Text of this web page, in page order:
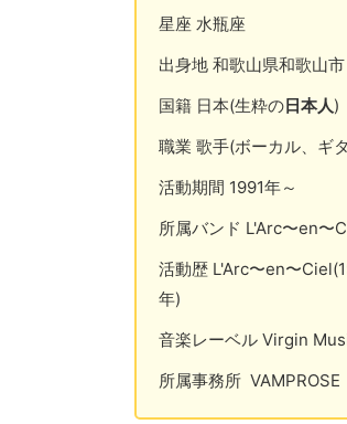
星座 水瓶座
出身地 和歌山県和歌山市
国籍 日本(生粋の 日本人)
職業 歌手(ボーカル、ギ
活動期間 1991年～
所属バンド L'Arc〜en〜
活動歴 L'Arc〜en〜
年)
音楽レーベル Virgin
所属事務所 VAMPROSE